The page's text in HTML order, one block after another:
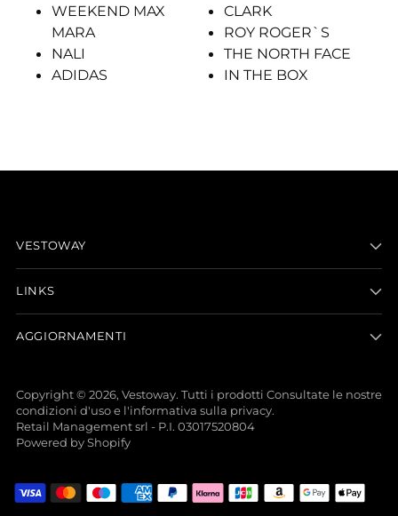
WEEKEND MAX
MARA
NALI
ADIDAS
CLARK
ROY ROGER`S
THE NORTH FACE
IN THE BOX
VESTOWAY
LINKS
AGGIORNAMENTI
Copyright © 2026, Vestoway. Tutti i prodotti Consultate le nostre
condizioni d'uso e l'informativa sulla privacy.
Retail Management srl - P.I. 03017520804
Powered by Shopify